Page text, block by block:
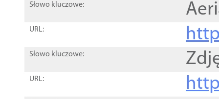
Słowo kluczowe:
URL:
Słowo kluczowe:
URL: